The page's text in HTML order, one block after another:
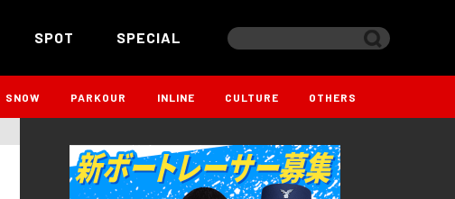
SPOT SPECIAL
SNOW PARKOUR INLINE CULTURE OTHERS